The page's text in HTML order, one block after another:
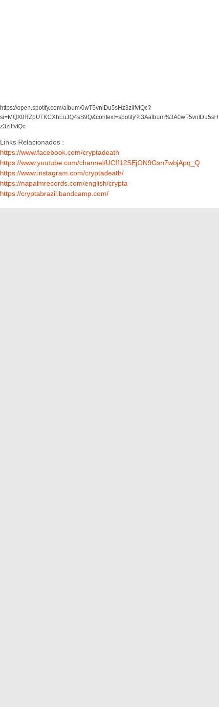
https://open.spotify.com/album/0wT5vnIDu5sHz3zlIfvtQc?
si=MQX0RZpUTKCXhEuJQ4sS9Q&context=spotify%3Aalbum%3A0wT5vnIDu5sH
z3zlIfvtQc
Links Relacionados :
https://www.facebook.com/cryptadeath
https://www.youtube.com/channel/UCff12SEjON9Gsn7wbjApq_Q
https://www.instagram.com/cryptadeath/
https://napalmrecords.com/english/crypta
https://cryptabrazil.bandcamp.com/